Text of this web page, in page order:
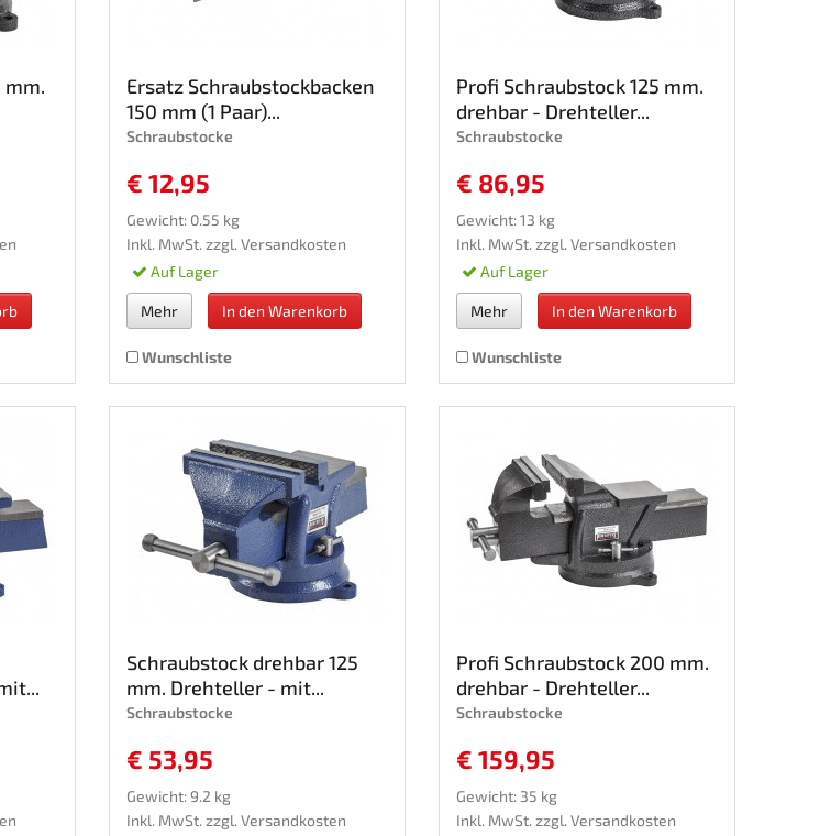
mm.
Ersatz Schraubstockbacken
150 mm (1 Paar)...
Schraubstocke
€ 12,95
Gewicht: 0.55 kg
Inkl. MwSt. zzgl. Versandkosten
Auf Lager
Mehr In den Warenkorb
Wunschliste
Profi Schraubstock 125 mm.
drehbar - Drehteller...
Schraubstocke
€ 86,95
Gewicht: 13 kg
Inkl. MwSt. zzgl. Versandkosten
Auf Lager
Mehr In den Warenkorb
Wunschliste
Schraubstock drehbar 125
mm. Drehteller - mit...
Schraubstocke
€ 53,95
Gewicht: 9.2 kg
Inkl. MwSt. zzgl. Versandkosten
Profi Schraubstock 200 mm.
drehbar - Drehteller...
Schraubstocke
€ 159,95
Gewicht: 35 kg
Inkl. MwSt. zzgl. Versandkosten